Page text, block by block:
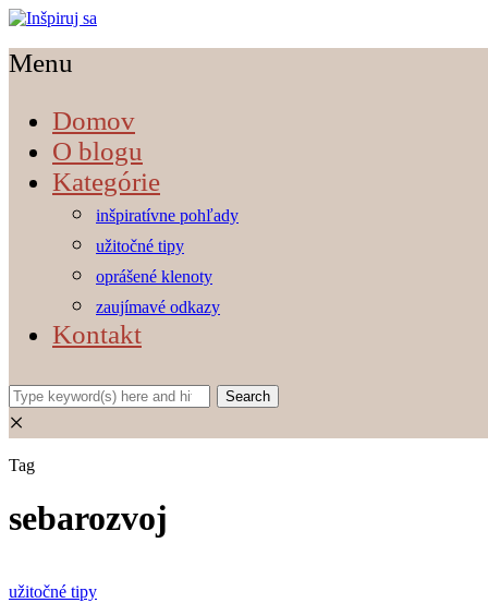
Menu
Domov
O blogu
Kategórie
inšpiratívne pohľady
užitočné tipy
oprášené klenoty
zaujímavé odkazy
Kontakt
×
Tag
sebarozvoj
užitočné tipy